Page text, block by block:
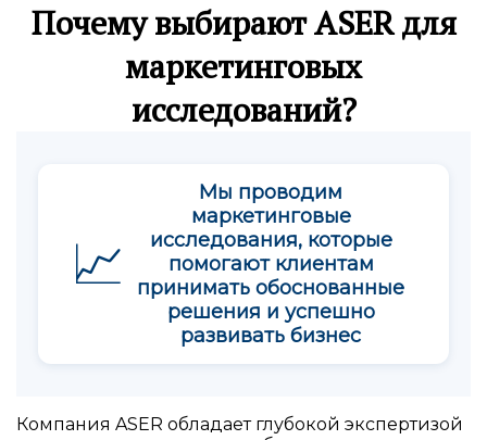
Почему выбирают ASER для
маркетинговых
исследований?
📈
Мы проводим
маркетинговые
исследования, которые
помогают клиентам
принимать обоснованные
решения и успешно
развивать бизнес
Компания ASER обладает глубокой экспертизой